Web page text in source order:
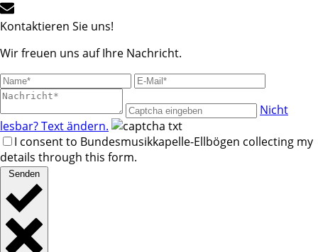
Kontaktieren Sie uns!
Wir freuen uns auf Ihre Nachricht.
Nicht
lesbar? Text ändern.
I consent to Bundesmusikkapelle-Ellbögen collecting my
details through this form.
Senden